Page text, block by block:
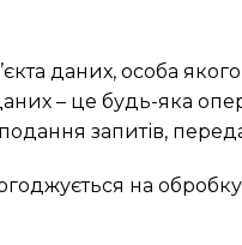
даних, особа
– це будь-яка
запитів,
на